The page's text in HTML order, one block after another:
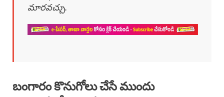
మారవచ్చు.
బంగారం కొనుగోలు చేసే ముందు